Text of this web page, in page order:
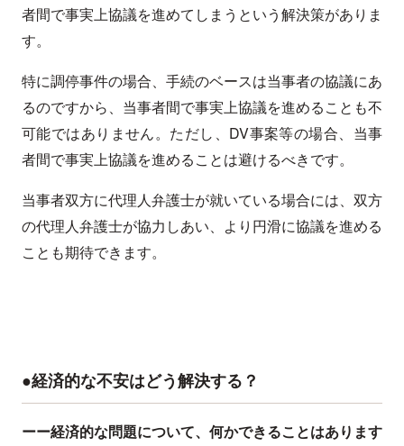
者間で事実上協議を進めてしまうという解決策がありま
す。
特に調停事件の場合、手続のベースは当事者の協議にあ
るのですから、当事者間で事実上協議を進めることも不
可能ではありません。ただし、DV事案等の場合、当事
者間で事実上協議を進めることは避けるべきです。
当事者双方に代理人弁護士が就いている場合には、双方
の代理人弁護士が協力しあい、より円滑に協議を進める
ことも期待できます。
●経済的な不安はどう解決する？
ーー経済的な問題について、何かできることはあります